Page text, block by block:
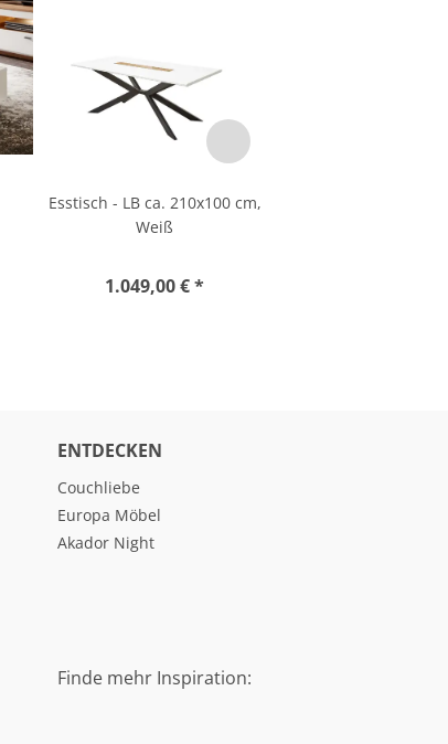
Esstisch - LB ca. 210x100 cm,
Weiß
1.049,00 € *
ENTDECKEN
Couchliebe
Europa Möbel
Akador Night
Finde mehr Inspiration: